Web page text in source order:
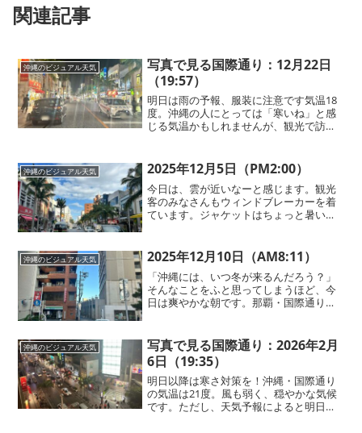
関連記事
沖縄のビジュアル天気
写真で見る国際通り：12月22日
（19:57）
明日は雨の予報、服装に注意です気温18
度。沖縄の人にとっては「寒いね」と感
じる気温かもしれませんが、観光で訪れ
強くなると体感温度が一気に下がるた
め、外出の際は上着を一枚...
沖縄のビジュアル天気 2025年12月5日（PM2:00）
今日は、雲が近いなーと感じます。観光
客のみなさんもウィンドブレーカーを着
ています。ジャケットはちょっと暑いか
沖縄のビジュアル天気 2025年12月10日（AM8:11）
「沖縄には、いつ冬が来るんだろう？」
そんなことをふと思ってしまうほど、今
日は爽やかな朝です。那覇・国際通り周
が、沖縄の天気予報では明日から雨予
報。その分、青空が広がる今...
沖縄のビジュアル天気
写真で見る国際通り：2026年2月
6日（19:35）
明日以降は寒さ対策を！沖縄・国際通り
の気温は21度。風も弱く、穏やかな気候
です。ただし、天気予報によると明日以